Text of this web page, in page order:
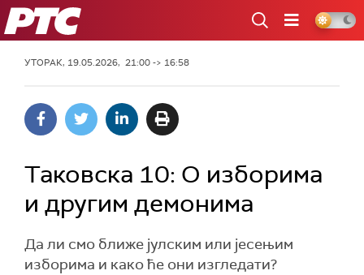
РТС
УТОРАК, 19.05.2026, 21:00 -> 16:58
Таковска 10: О изборима
и другим демонима
Да ли смо ближе јулским или јесењим
изборима и како ће они изгледати?